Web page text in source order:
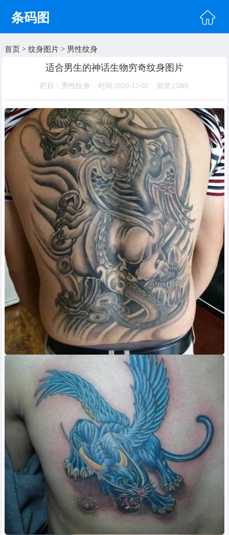
条码图
首页
头像图片
美女图片
纹身图片
唯美图片
首页> 纹身图片> 男性纹身
适合男生的神话生物穷奇纹身图片
栏目：男性纹身 时间:2020-12-02 浏览:(580)